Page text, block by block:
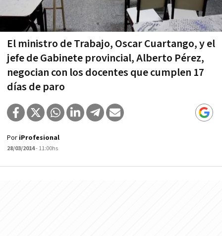
El ministro de Trabajo, Oscar Cuartango, y el
jefe de Gabinete provincial, Alberto Pérez,
negocian con los docentes que cumplen 17
días de paro
Por iProfesional
28/03/2014- 11:00hs